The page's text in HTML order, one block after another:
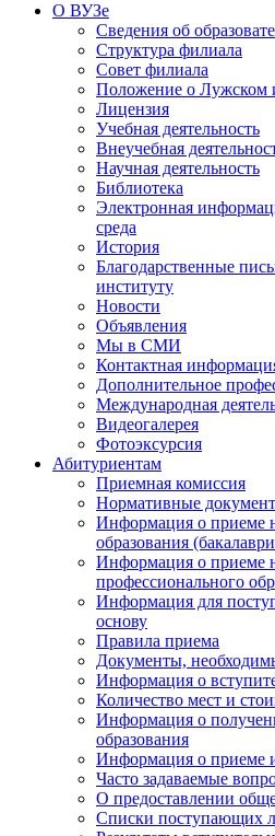
О ВУЗе
Сведения об
Структура филиала
Совет филиала
Положение о Лужском
Лицензия
Учебная деятельность
Внеучебная
Научная деятельность
Библиотека
Электронная
среда
История
Благодарственные
институту
Новости
Объявления
Мы в СМИ
Контактная
Дополнительное
Международная
Видеогалерея
Фотоэксурсия
Абитуриентам
Приемная комиссия
Нормативные
Информация о приеме
образования
Информация о приеме
профессионального
Информация для
основу
Правила приема
Документы,
Информация о
Количество мест и
Информация о
образования
Информация о приеме
Часто задаваемые
О предоставлении
Списки поступающих